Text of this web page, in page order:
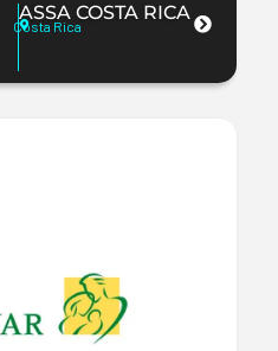
ASSA COSTA RICA
Costa Rica